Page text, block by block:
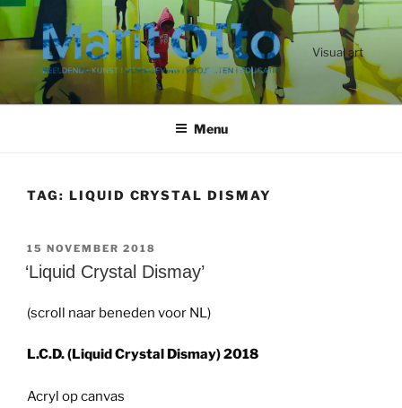
Ga
naar
de
Visual art
Menu
TAG: LIQUID CRYSTAL DISMAY
GEPLAATST
OP
15 NOVEMBER 2018
‘Liquid Crystal Dismay’
(scroll naar beneden voor NL)
L.C.D. (Liquid Crystal Dismay) 2018
Acryl op canvas